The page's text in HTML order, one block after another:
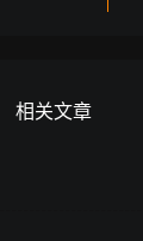
相关文章